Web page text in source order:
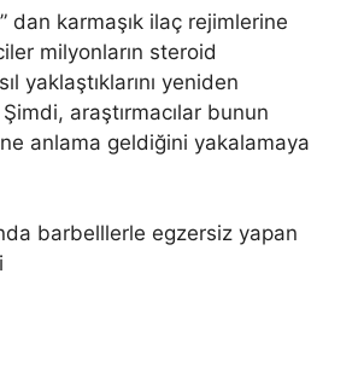
dan karmaşık ilaç rejimlerine
milyonların steroid
yaklaştıklarını yeniden
araştırmacılar bunun
ne anlama geldiğini yakalamaya